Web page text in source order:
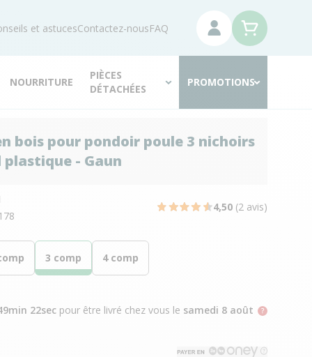
et astucesContactez-nousFAQ
NOURRITURE
PIÈCES
DÉTACHÉES
PROMOTIONS
bois pour pondoir poule 3 nichoirs
- Gaun
4,50 (2 avis)
3 comp 4 comp
21secpour être livré chez vous le samedi 8 août